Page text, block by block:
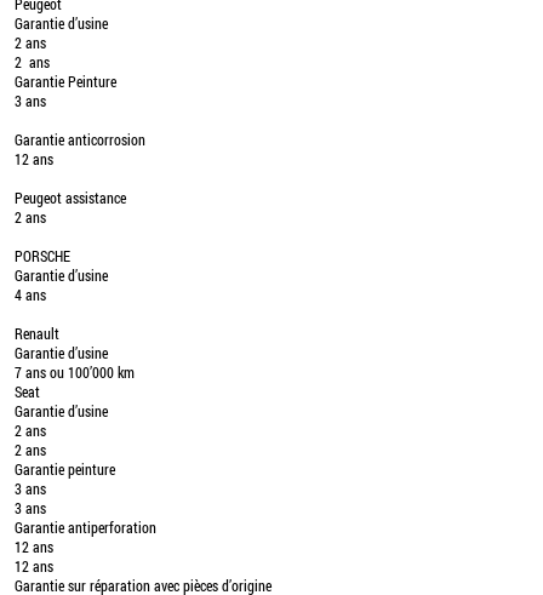
Garantie d’usine
2 ans
2 ans
Garantie Peinture
3 ans
Garantie anticorrosion
12 ans
Peugeot assistance
2 ans
PORSCHE
Garantie d’usine
4 ans
Renault
Garantie d’usine
7 ans ou 100’000 km
Seat
Garantie d’usine
2 ans
2 ans
Garantie peinture
3 ans
3 ans
Garantie antiperforation
12 ans
12 ans
Garantie sur réparation avec pièces d’origine